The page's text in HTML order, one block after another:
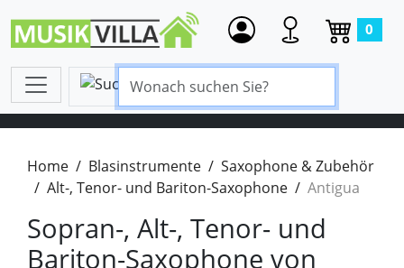
0
Home Blasinstrumente
Saxophone & Zubehör
Alt-, Tenor- und Bariton-Saxophone
Antigua
Sopran-, Alt-, Tenor- und
Bariton-Saxophone von